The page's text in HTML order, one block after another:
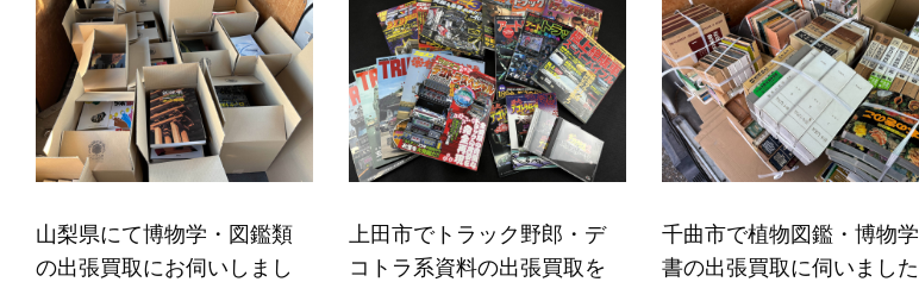
山梨県にて博物学・図鑑類
の出張買取にお伺いしまし
上田市でトラック野郎・デ
コトラ系資料の出張買取を
千曲市で植物図鑑・博物学
書の出張買取に伺いました